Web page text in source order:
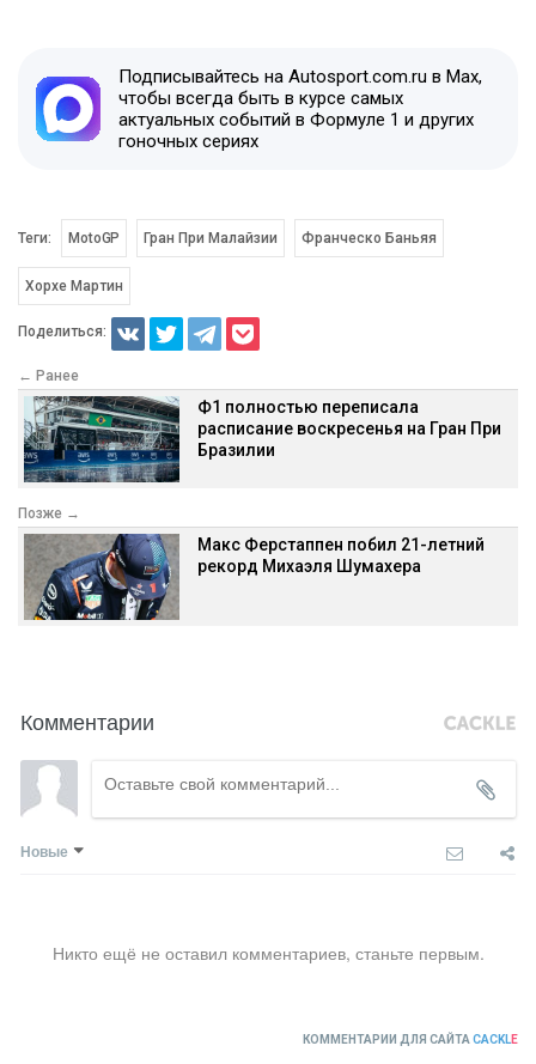
Подписывайтесь на Autosport.com.ru в Max,
чтобы всегда быть в курсе самых
актуальных событий в Формуле 1 и других
гоночных сериях
Теги: MotoGP Гран При Малайзии Франческо Баньяя
Хорхе Мартин
Поделиться:
← Ранее
Ф1 полностью переписала
расписание воскресенья на Гран При
Бразилии
Позже →
Макс Ферстаппен побил 21-летний
рекорд Михаэля Шумахера
Комментарии
Новые
Никто ещё не оставил комментариев, станьте первым.
КОММЕНТАРИИ ДЛЯ САЙТА CACKLE